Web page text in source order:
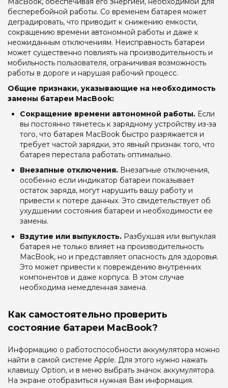
бесперебойной работы. Со временем батарея может
деградировать, что приводит к снижению емкости,
сокращению времени автономной работы и даже к
неожиданным отключениям. Неисправность батареи
может существенно повлиять на производительность и
мобильность пользователя, ограничивая возможность
работы в дороге и нарушая рабочий процесс.
Общие признаки, указывающие на необходимость
замены батареи MacBook:
Сокращение времени автономной работы. Если
вы постоянно тянетесь к зарядному устройству из-за
того, что батарея MacBook быстро разряжается и
требует частой зарядки, это явный признак того, что
батарея перестала работать оптимально.
Внезапные отключения. Внезапные отключения,
особенно если индикатор батареи показывает
остаток заряда, могут нарушить вашу работу и
привести к потере данных. Это свидетельствует об
ухудшении состояния батареи и необходимости ее
замены.
Вздутие или выпуклость. Разбухшая или выпуклая
батарея не только влияет на производительность
MacBook, но и представляет опасность для здоровья.
Это может привести к повреждению внутренних
компонентов и даже корпуса. В этом случае
необходима немедленная замена.
Как самостоятельно проверить
состояние батареи MacBook?
Информацию о работоспособности аккумулятора можно
найти в самой системе Apple. Для этого нужно нажать
клавишу Option, и в меню выбрать значок аккумулятора.
На экране отобразиться нужная Вам информация.